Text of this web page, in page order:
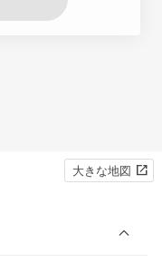
大きな地図